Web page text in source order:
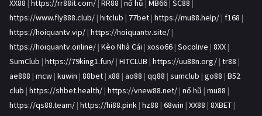
XX88 | https://rr88it.com/ | RR88 | nổ hũ | MB66 | SC88 |
https://www.fly888.club/ | hitclub | 77bet | https://mu88.help/ | f168 |
https://hoiquantv.vip/ | https://hoiquantv.site/ |
https://hoiquantv.online/ | Kèo Nhà Cái | xoso66 | Socolive | 8XX |
SumClub | https://79king1.fun/ | HITCLUB | https://uu88n.org/ | tr88 |
ae888 | mcw | kuwin | 88bet | x88 | ao88 | qq88 | sumclub | go88 | B52
club | https://shbet.health/ | https://vnew88.net/ | nổ hũ | mu88 |
https://qs88.team/ | https://hi88.pink | hz88 | 68win | XX88 | 8XBET |